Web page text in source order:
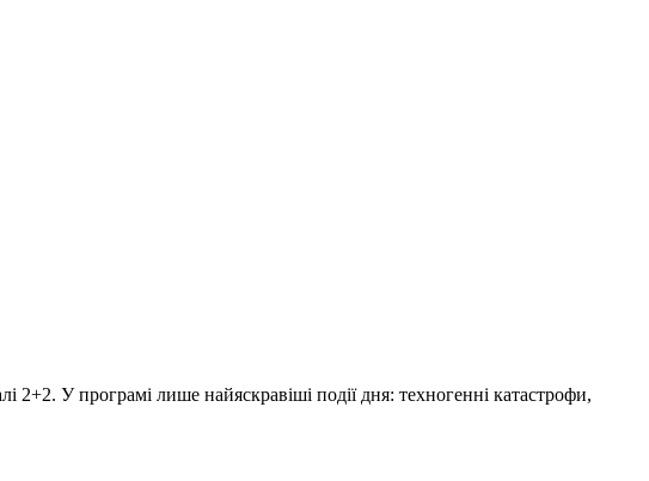
У програмі лише найяскравіші події дня: техногенні катастрофи,